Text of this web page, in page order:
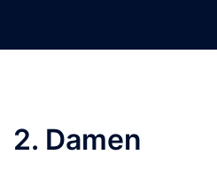
2. Damen